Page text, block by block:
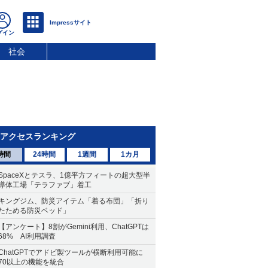
社会
アクセスランキング
間 24時間 1週間 1カ月
とテスラ、1億平方フィートの超大型半
体工場「テラファブ」着工
ングジム、防災アイテム「着る布団」「折り
ためる防災ベッド」
アンケート】8割がGemini利用、ChatGPTは
AI利用調査
でアドビ製ツールが横断利用可能に
以上の機能を統合